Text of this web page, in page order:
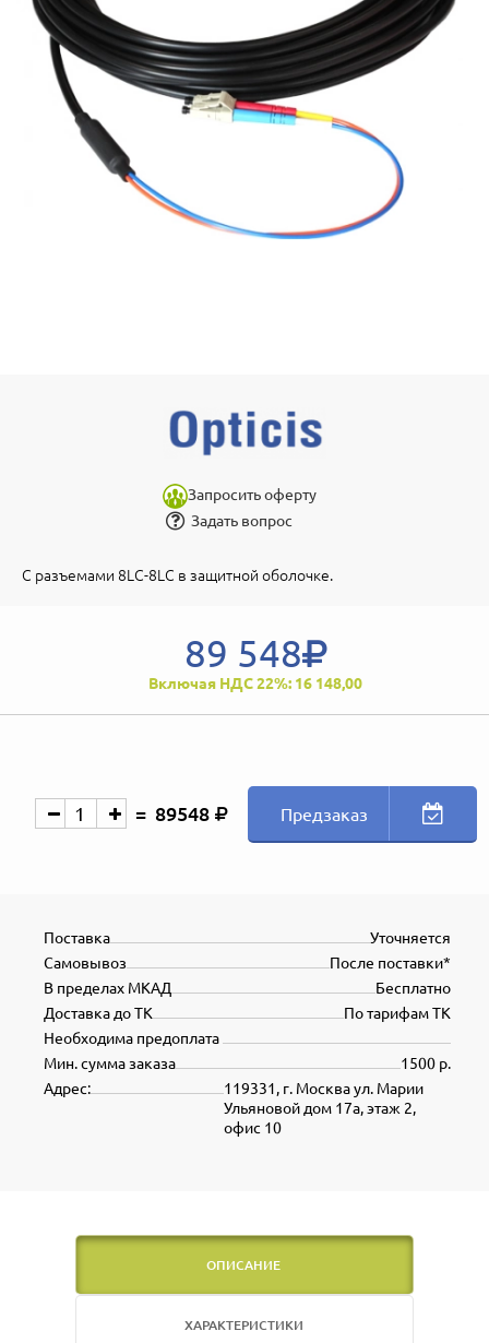
Запросить оферту
Задать вопрос
С разъемами 8LC-8LC в защитной оболочке.
89 548
Включая НДС 22%: 16 148,00
89548 Предзаказ
Уточняется
Поставка
После поставки*
Самовывоз
Бесплатно
В пределах МКАД
По тарифам ТК
Доставка до ТК
Необходима предоплата
1500 р.
Мин. сумма заказа
119331, г. Москва ул. Марии
Ульяновой дом 17а, этаж 2,
офис 10
Адрес:
ОПИСАНИЕ
ХАРАКТЕРИСТИКИ